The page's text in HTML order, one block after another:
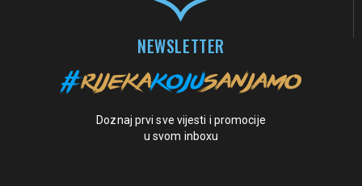
NEWSLETTER
Doznaj prvi sve vijesti i promocije
u svom inboxu